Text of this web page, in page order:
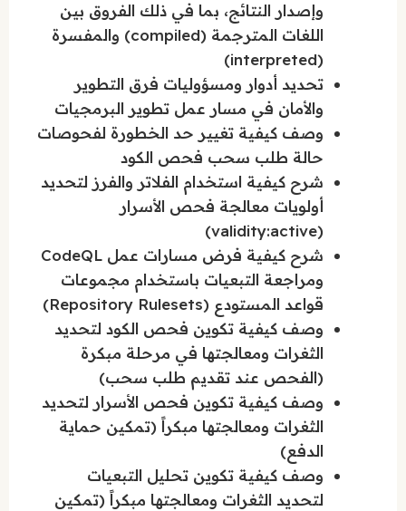
وإصدار النتائج، بما في ذلك الفروق بين
اللغات المترجمة (compiled) والمفسرة
(interpreted)
تحديد أدوار ومسؤوليات فرق التطوير
والأمان في مسار عمل تطوير البرمجيات
وصف كيفية تغيير حد الخطورة لفحوصات
حالة طلب سحب فحص الكود
شرح كيفية استخدام الفلاتر والفرز لتحديد
أولويات معالجة فحص الأسرار
(validity:active)
شرح كيفية فرض مسارات عمل CodeQL
ومراجعة التبعيات باستخدام مجموعات
قواعد المستودع (Repository Rulesets)
وصف كيفية تكوين فحص الكود لتحديد
الثغرات ومعالجتها في مرحلة مبكرة
(الفحص عند تقديم طلب سحب)
وصف كيفية تكوين فحص الأسرار لتحديد
الثغرات ومعالجتها مبكراً (تمكين حماية
الدفع)
وصف كيفية تكوين تحليل التبعيات
لتحديد الثغرات ومعالجتها مبكراً (تمكين